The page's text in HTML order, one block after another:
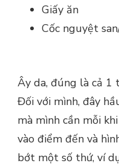
Giấy ăn
Cốc nguyệt
Ây da, đúng là cả
Đối với mình, đây
mà mình cần mỗi
vào điểm đến và
bớt một số thứ, ví